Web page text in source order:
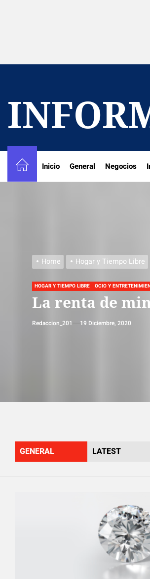
Inicio General Negocios
Home Hogar y Tiempo Libre
HOGAR Y TIEMPO LIBRE OCIO Y
La renta de
Redaccion_201 19 Diciembre, 2020
GENERAL LATEST